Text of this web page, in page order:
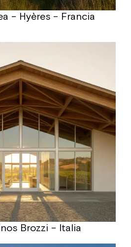
– Hyères – Francia
Brozzi – Italia